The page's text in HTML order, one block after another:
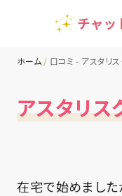
地域別ラン
ホーム 口コミ - アスタリ
アスタリス
在宅で始めました